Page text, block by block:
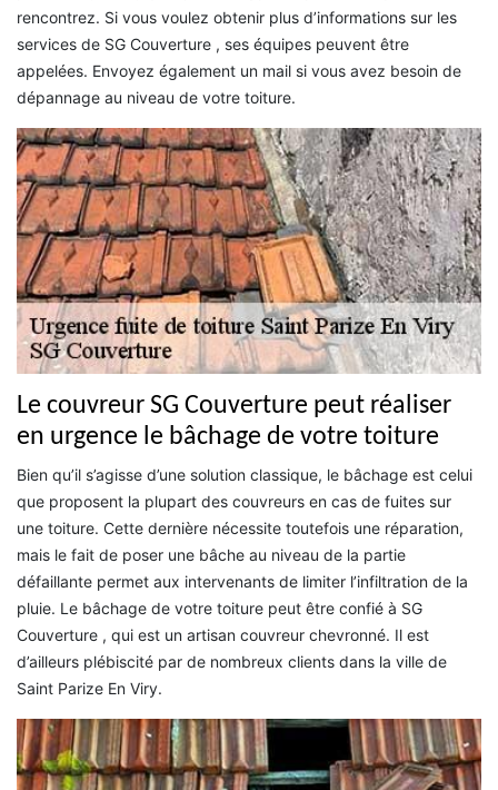
rencontrez. Si vous voulez obtenir plus d’informations sur les
services de SG Couverture , ses équipes peuvent être
appelées. Envoyez également un mail si vous avez besoin de
dépannage au niveau de votre toiture.
Le couvreur SG Couverture peut réaliser
en urgence le bâchage de votre toiture
Bien qu’il s’agisse d’une solution classique, le bâchage est celui
que proposent la plupart des couvreurs en cas de fuites sur
une toiture. Cette dernière nécessite toutefois une réparation,
mais le fait de poser une bâche au niveau de la partie
défaillante permet aux intervenants de limiter l’infiltration de la
pluie. Le bâchage de votre toiture peut être confié à SG
Couverture , qui est un artisan couvreur chevronné. Il est
d’ailleurs plébiscité par de nombreux clients dans la ville de
Saint Parize En Viry.